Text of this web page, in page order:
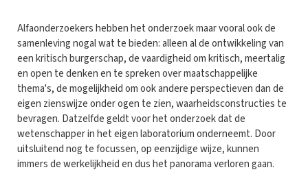
Alfaonderzoekers hebben het onderzoek maar vooral ook de
samenleving nogal wat te bieden: alleen al de ontwikkeling van
een kritisch burgerschap, de vaardigheid om kritisch, meertalig
en open te denken en te spreken over maatschappelijke
thema's, de mogelijkheid om ook andere perspectieven dan de
eigen zienswijze onder ogen te zien, waarheidsconstructies te
bevragen. Datzelfde geldt voor het onderzoek dat de
wetenschapper in het eigen laboratorium onderneemt. Door
uitsluitend nog te focussen, op eenzijdige wijze, kunnen
immers de werkelijkheid en dus het panorama verloren gaan.